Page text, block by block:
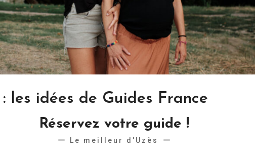
les idées de Guides France
Réservez votre guide !
Le meilleur d'Uzès